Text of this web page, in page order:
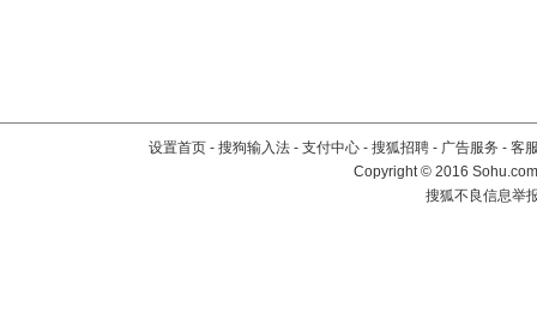
设置首页 - 搜狗输入法 - 支付中心 - 搜狐招聘 - 广告服务 - 客
Copyright©2016
搜狐不良信息举